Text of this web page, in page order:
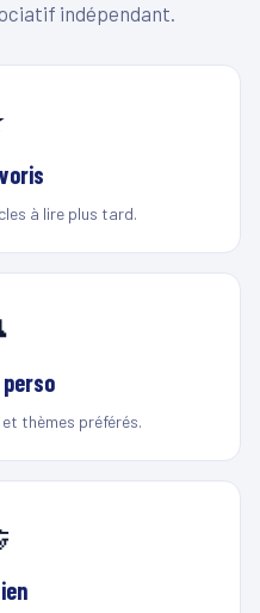
indépendant.
à lire plus tard.
thèmes préférés.